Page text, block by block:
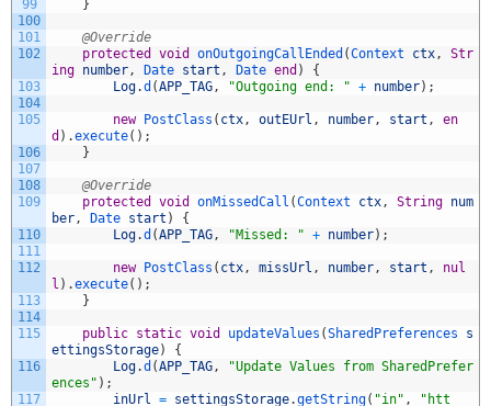
99
100
101
102
103
104
105
106
107
108
109
110
111
112
113
114
115
116
117
}
@Override
protected
void onOutgoingCallEnded (Context ctx,
Str
ing number, Date start , Date end )
{
Log.d (APP_TAG, "Outgoing end: " + number) ;
new PostClass ( ctx, outEUrl , number, start ,
en
d ) .execute( ) ;
}
@Override
protected
void onMissedCall (Context ctx, String num
ber, Date start )
{
Log.d (APP_TAG, "Missed: " + number) ;
new PostClass ( ctx, missUrl , number, start ,
nul
l ) .execute( ) ;
}
public static void updateValues (SharedPreferences s
ettingsStorage)
{
Log.d (APP_TAG,
"Update Values from SharedPrefer
ences" ) ;
inUrl = settingsStorage.getString( "in" ,
"htt